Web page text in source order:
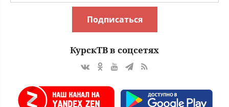
Подписаться
КурскТВ в соцсетях